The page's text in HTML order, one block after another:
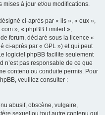
à jour et/ou modifications.
ci-après par « ils », « eux »,
», « phpBB Limited »,
forum, déclaré sous la licence «
ci-après par « GPL ») et qui peut
logiciel phpBB facilite seulement
n’est pas responsable de ce que
contenu ou conduite permis. Pour
veuillez consulter :
abusif, obscène, vulgaire,
sexuel ou tout autre contenu qui